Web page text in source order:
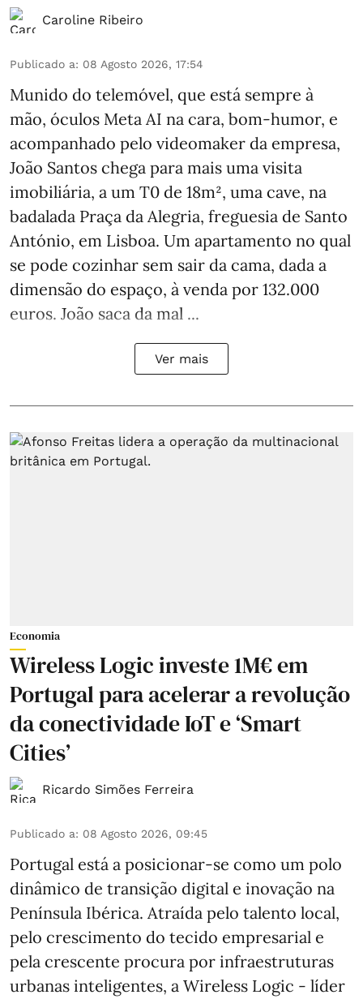
Caroline Ribeiro
Publicado a: 08 Agosto 2026, 17:54
Munido do telemóvel, que está sempre à
mão, óculos Meta AI na cara, bom-humor, e
acompanhado pelo videomaker da empresa,
João Santos chega para mais uma visita
imobiliária, a um T0 de 18m², uma cave, na
badalada Praça da Alegria, freguesia de Santo
António, em Lisboa. Um apartamento no qual
se pode cozinhar sem sair da cama, dada a
dimensão do espaço, à venda por 132.000
euros. João saca da mal ...
Ver mais
Economia
Wireless Logic investe 1M€ em
Portugal para acelerar a revolução
da conectividade IoT e ‘Smart
Cities’
Ricardo Simões Ferreira
Publicado a: 08 Agosto 2026, 09:45
Portugal está a posicionar-se como um polo
dinâmico de transição digital e inovação na
Península Ibérica. Atraída pelo talento local,
pelo crescimento do tecido empresarial e
pela crescente procura por infraestruturas
urbanas inteligentes, a Wireless Logic - líder